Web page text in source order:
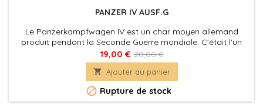
PANZER IV AUSF.G
Le Panzerkampfwagen IV est un char moyen allemand
produit pendant la Seconde Guerre mondiale. C'était l'un
des meilleurs véhicules blindés de cette période. De
nombreuses versions différentes de ce tank ont été conçues
et construites.
19,00 € 20,00 €
 Ajouter au panier
 Rupture de stock